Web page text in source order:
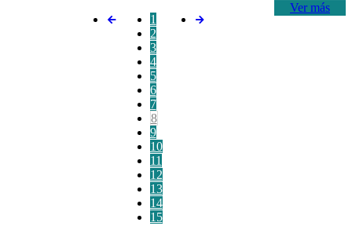
Ver más
1
2
3
4
5
6
7
8
9
10
11
12
13
14
15